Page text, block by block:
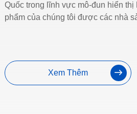
Quốc trong lĩnh vực mô-đun hiển
phẩm của chúng tôi được các nhà
Xem Thêm